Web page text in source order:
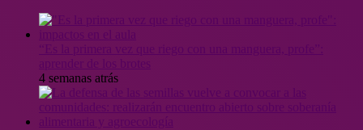
4 semanas atrás